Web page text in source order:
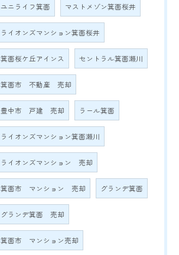
ユニライフ箕面 マストメゾン箕面桜井
ライオンズマンション箕面桜井
箕面桜ケ丘アインス セントラル箕面瀬川
箕面市 不動産 売却
豊中市 戸建 売却 ラール箕面
ライオンズマンション箕面瀬川
ライオンズマンション 売却
箕面市 マンション 売却 グランデ箕面
グランデ箕面 売却
箕面市 マンション売却